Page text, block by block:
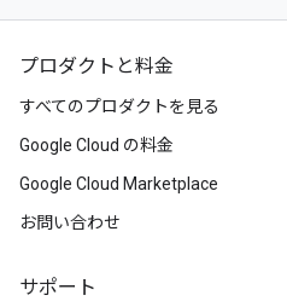
プロダクトと料金
すべてのプロダクトを見る
Google Cloud の料金
Google Cloud Marketplace
お問い合わせ
サポート